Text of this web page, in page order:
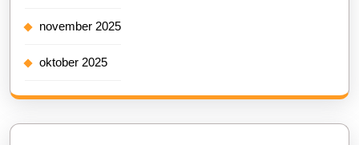
november 2025
oktober 2025